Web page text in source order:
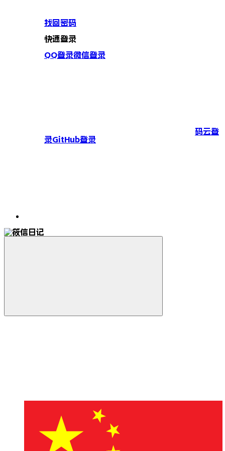
找回密码
快速登录
QQ登录微信登录
码云登
录GitHub登录